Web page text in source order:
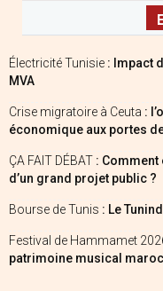
Électricité Tunisie : Impact
MVA
Crise migratoire à Ceuta :
économique aux portes
ÇA FAIT DÉBAT : Comment
d’un grand projet public ?
Bourse de Tunis : Le
Festival de Hammamet
patrimoine musical